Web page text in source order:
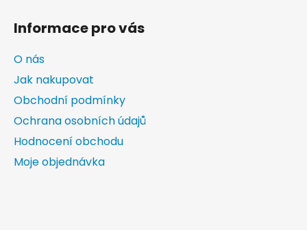
Informace pro vás
O nás
Jak nakupovat
Obchodní podmínky
Ochrana osobních údajů
Hodnocení obchodu
Moje objednávka